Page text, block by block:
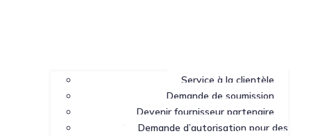
Service à la clientèle
Demande de soumission
Devenir fournisseur partenaire
Demande d’autorisation pour des